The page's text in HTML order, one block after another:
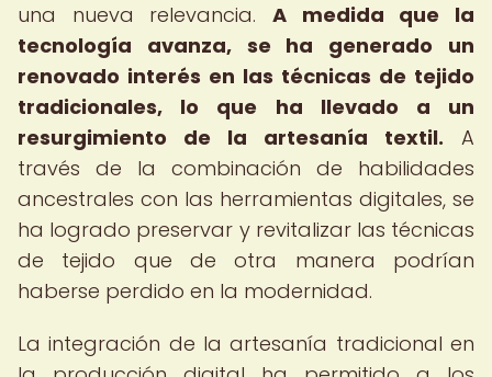
una nueva relevancia. A medida que la
tecnología avanza, se ha generado un
renovado interés en las técnicas de tejido
tradicionales, lo que ha llevado a un
resurgimiento de la artesanía textil. A
través de la combinación de habilidades
ancestrales con las herramientas digitales, se
ha logrado preservar y revitalizar las técnicas
de tejido que de otra manera podrían
haberse perdido en la modernidad.
La integración de la artesanía tradicional en